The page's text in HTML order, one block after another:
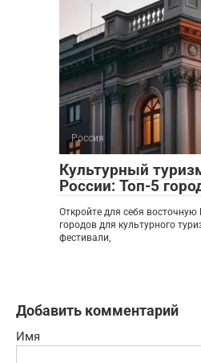
Россия
Культурный
России: Топ-5
Откройте для себя восточную
городов для культурного
фестивали,
Добавить комментарий
Имя